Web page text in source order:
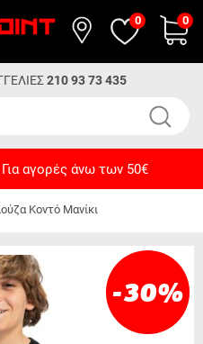
0 0
210 93 73 435
Για αγορές άνω των 50€
Κοντό Μανίκι
-30%